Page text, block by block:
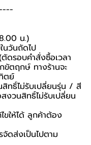
น.)
นวันถัดไป
ดรอบคำสั่งซื้อเวลา
ตฤกษ์ ทางร้านจะ
ตย์
ทธิ์ไม่รับเปลี่ยนรุ่น / สี
วนสิทธิ์ไม่รับเปลี่ยน
ขให้ได้ ลูกค้าต้อง
ดส่งเป็นไปตาม